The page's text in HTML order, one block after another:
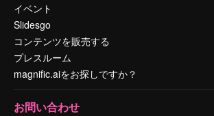
イベント
Slidesgo
コンテンツを販売する
プレスルーム
magnific.aiをお探しですか？
お問い合わせ